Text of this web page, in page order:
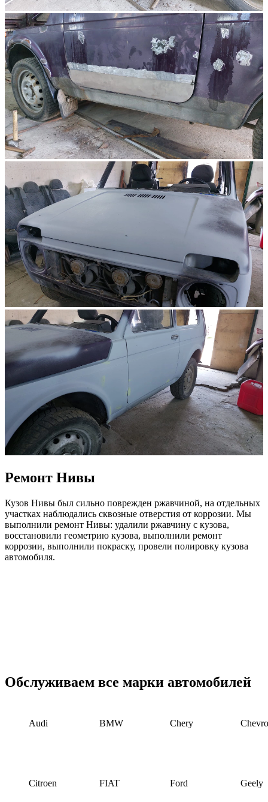
Ремонт Нивы
Кузов Нивы был сильно поврежден ржавчиной, на отдельных
участках наблюдались сквозные отверстия от коррозии. Мы
выполнили ремонт Нивы: удалили ржавчину с кузова,
восстановили геометрию кузова, выполнили ремонт
коррозии, выполнили покраску, провели полировку кузова
автомобиля.
Обслуживаем все марки автомобилей
Audi BMW Chery
Citroen FIAT Ford Geely